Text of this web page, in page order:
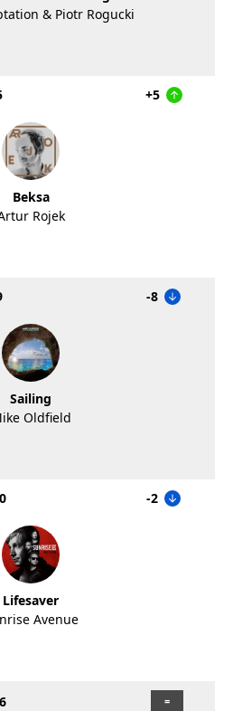
& Piotr Rogucki
+5
Beksa
Rojek
-8
Sailing
Oldfield
-2
Lifesaver
Avenue